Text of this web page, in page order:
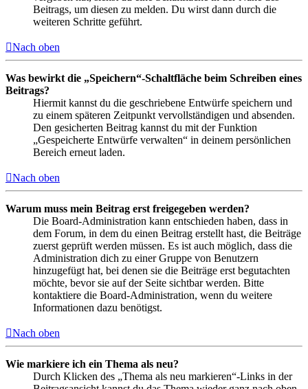
Beitrags, um diesen zu melden. Du wirst dann durch die
weiteren Schritte geführt.
Nach oben
Was bewirkt die „Speichern“-Schaltfläche beim Schreiben eines
Beitrags?
Hiermit kannst du die geschriebene Entwürfe speichern und
zu einem späteren Zeitpunkt vervollständigen und absenden.
Den gesicherten Beitrag kannst du mit der Funktion
„Gespeicherte Entwürfe verwalten“ in deinem persönlichen
Bereich erneut laden.
Nach oben
Warum muss mein Beitrag erst freigegeben werden?
Die Board-Administration kann entschieden haben, dass in
dem Forum, in dem du einen Beitrag erstellt hast, die Beiträge
zuerst geprüft werden müssen. Es ist auch möglich, dass die
Administration dich zu einer Gruppe von Benutzern
hinzugefügt hat, bei denen sie die Beiträge erst begutachten
möchte, bevor sie auf der Seite sichtbar werden. Bitte
kontaktiere die Board-Administration, wenn du weitere
Informationen dazu benötigst.
Nach oben
Wie markiere ich ein Thema als neu?
Durch Klicken des „Thema als neu markieren“-Links in der